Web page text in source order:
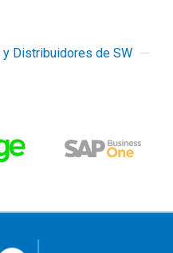
Distribuidores de SW